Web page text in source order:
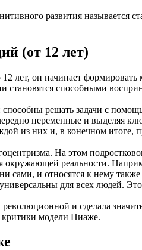
развития называется
(от 12 лет)
12 лет, он начинает
становятся способными
способны решать задачи с
переменные и выделяя
из них и, в конечном
На этом
реальности.
сами, и относятся к нему
для всех людей.
революционной и сделала
модели Пиаже.